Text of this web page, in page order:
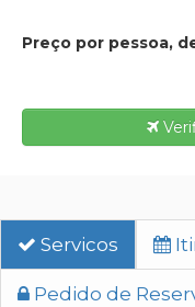
Preço por pessoa,
Servicos
Pedido de